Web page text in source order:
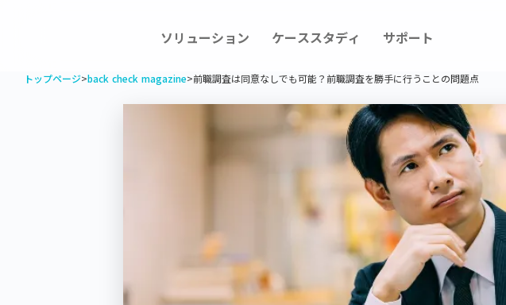
ソリューション ケーススタディ サポート
トップページ>back check magazine>前職調査は同意なしでも可能？前職調査を勝手に行うことの問題点